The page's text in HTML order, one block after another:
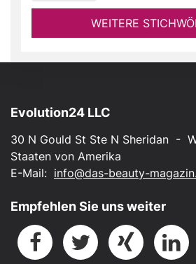
WEITERE
Evolution24 LLC
30 N Gould St Ste N Sheridan -
Staaten von Amerika
E-Mail: info@das-beauty-
Empfehlen Sie uns weiter